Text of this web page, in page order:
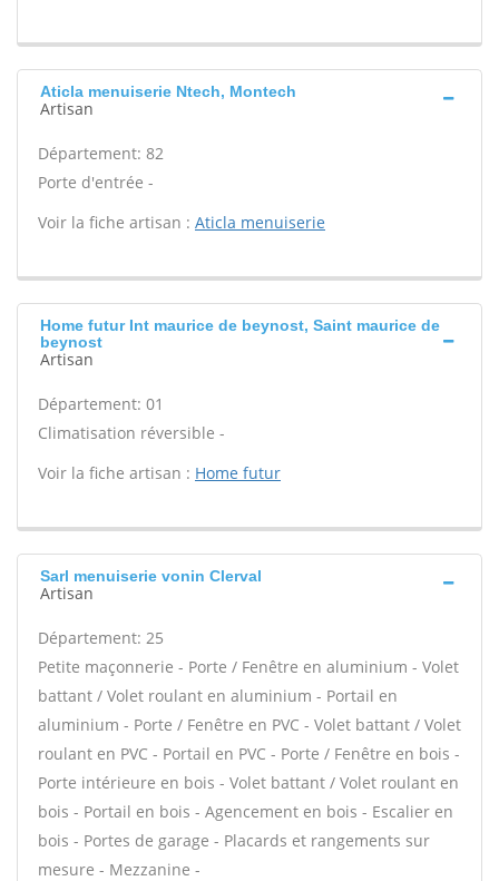
Aticla menuiserie Ntech, Montech
Artisan
Département: 82
Porte d'entrée -
Voir la fiche artisan : Aticla menuiserie
Home futur Int maurice de beynost, Saint maurice de
beynost
Artisan
Département: 01
Climatisation réversible -
Voir la fiche artisan : Home futur
Sarl menuiserie vonin Clerval
Artisan
Département: 25
Petite maçonnerie - Porte / Fenêtre en aluminium - Volet
battant / Volet roulant en aluminium - Portail en
aluminium - Porte / Fenêtre en PVC - Volet battant / Volet
roulant en PVC - Portail en PVC - Porte / Fenêtre en bois -
Porte intérieure en bois - Volet battant / Volet roulant en
bois - Portail en bois - Agencement en bois - Escalier en
bois - Portes de garage - Placards et rangements sur
mesure - Mezzanine -